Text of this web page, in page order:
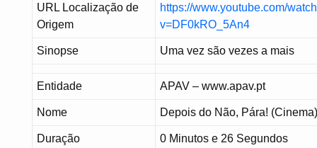
URL Localização de
Origem
https://www.youtube.com/
v=DF0kRO_5An4
Sinopse Uma vez são vezes a mais
Entidade APAV – www.apav.pt
Nome Depois do Não, Pára!
Duração 0 Minutos e 26 Segundos